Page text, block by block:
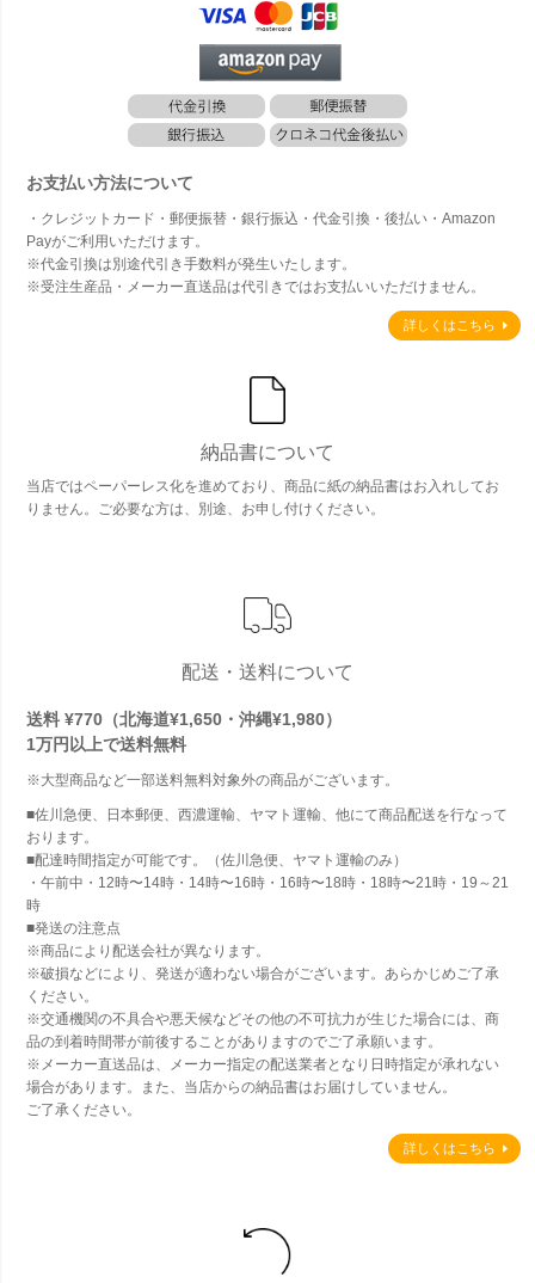
お支払い方法について
・クレジットカード・郵便振替・銀行振込・代金引換・後払い・Amazon
Payがご利用いただけます。
※代金引換は別途代引き手数料が発生いたします。
※受注生産品・メーカー直送品は代引きではお支払いいただけません。
詳しくはこちら
納品書について
当店ではペーパーレス化を進めており、商品に紙の納品書はお入れしてお
りません。ご必要な方は、別途、お申し付けください。
配送・送料について
送料 ¥770（北海道¥1,650・沖縄¥1,980）
1万円以上で送料無料
※大型商品など一部送料無料対象外の商品がございます。
■佐川急便、日本郵便、西濃運輸、ヤマト運輸、他にて商品配送を行なって
おります。
■配達時間指定が可能です。（佐川急便、ヤマト運輸のみ）
・午前中・12時〜14時・14時〜16時・16時〜18時・18時〜21時・19～21
時
■発送の注意点
※商品により配送会社が異なります。
※破損などにより、発送が適わない場合がございます。あらかじめご了承
ください。
※交通機関の不具合や悪天候などその他の不可抗力が生じた場合には、商
品の到着時間帯が前後することがありますのでご了承願います。
※メーカー直送品は、メーカー指定の配送業者となり日時指定が承れない
場合があります。また、当店からの納品書はお届けしていません。
ご了承ください。
詳しくはこちら